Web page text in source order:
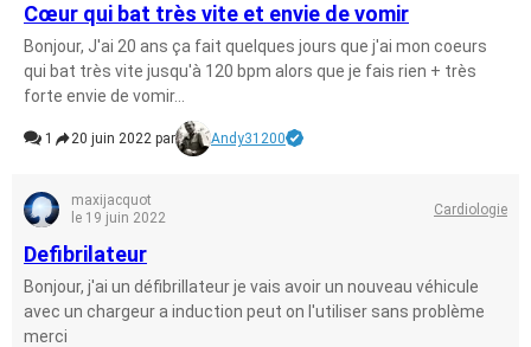
Cœur qui bat très vite et envie de vomir
Bonjour, J'ai 20 ans ça fait quelques jours que j'ai mon coeurs
qui bat très vite jusqu'à 120 bpm alors que je fais rien + très
forte envie de vomir...
1 20 juin 2022 par Andy31200
maxijacquot
le 19 juin 2022
Cardiologie
Defibrilateur
Bonjour, j'ai un défibrillateur je vais avoir un nouveau véhicule
avec un chargeur a induction peut on l'utiliser sans problème
merci